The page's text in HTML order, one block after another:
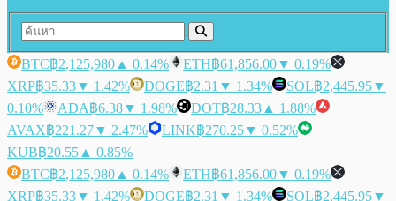
BTC฿2,125,980 ▲ 0.14% ETH฿61,856.00▼ 0.19%
XRP฿35.33▼ 1.42% DOGE฿2.31 ▼ 1.34% SOL฿2,445.95▼
0.10%
ADA฿6.38▼ 1.98% DOT฿28.33 ▲ 1.88%
AVAX฿221.27▼ 2.47% LINK฿270.25▼ 0.52%
KUB฿20.55 ▲ 0.85%
BTC฿2,125,980 ▲ 0.14% ETH฿61,856.00▼ 0.19%
XRP฿35.33▼ 1.42% DOGE฿2.31 ▼ 1.34% SOL฿2,445.95▼